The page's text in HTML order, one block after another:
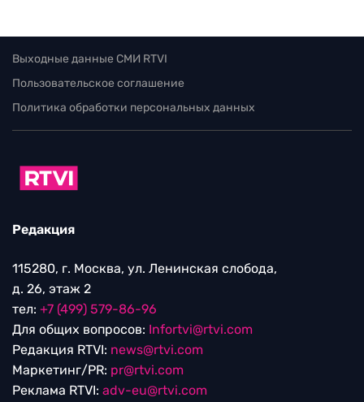
Выходные данные СМИ RTVI
Пользовательское соглашение
Политика обработки персональных данных
Редакция
115280, г. Москва, ул. Ленинская слобода,
д. 26, этаж 2
тел: +7 (499) 579-86-96
Для общих вопросов: Infortvi@rtvi.com
Редакция RTVI: news@rtvi.com
Маркетинг/PR: pr@rtvi.com
Реклама RTVI: adv-eu@rtvi.com